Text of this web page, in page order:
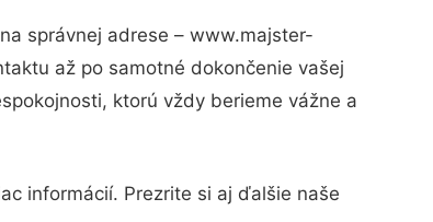
správnej adrese – www.majster-
až po samotné dokončenie vašej
ktorú vždy berieme vážne a
informácií. Prezrite si aj ďalšie naše